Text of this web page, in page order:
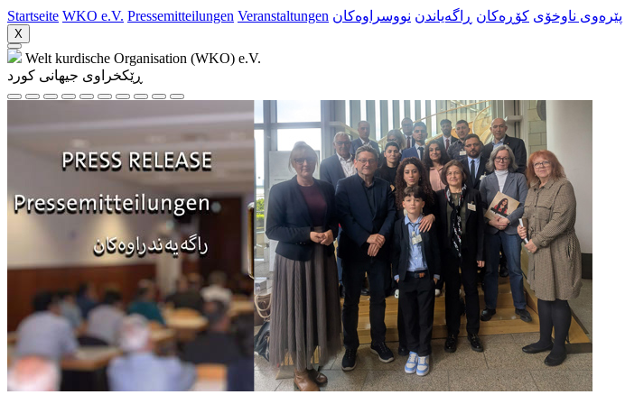
Startseite WKO e.V. Pressemitteilungen Veranstaltungen پێرەوی ناوخۆی کۆڕەکان ڕاگەیاندن نووسراوه‌کان
X
Welt kurdische Organisation (WKO) e.V.
ڕێکخراوی جیهانی کورد